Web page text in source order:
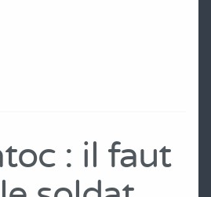
: il faut